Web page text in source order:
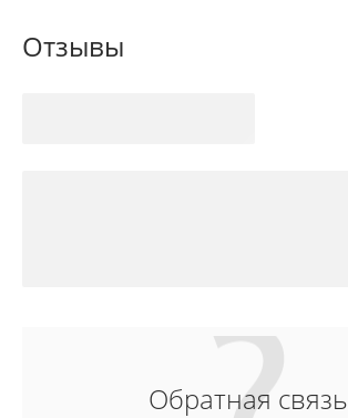
Отзывы
Обратная связь